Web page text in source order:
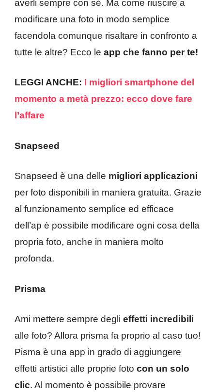
averli sempre con sé. Ma come riuscire a
modificare una foto in modo semplice
facendola comunque risaltare in confronto a
tutte le altre? Ecco le app che fanno per te!
LEGGI ANCHE: I migliori smartphone del
momento a metà prezzo: ecco dove fare
l’affare
Snapseed
Snapseed è una delle migliori applicazioni
per foto disponibili in maniera gratuita. Grazie
al funzionamento semplice ed efficace
dell’ap è possibile modificare ogni cosa della
propria foto, anche in maniera molto
profonda.
Prisma
Ami mettere sempre degli effetti incredibili
alle foto? Allora prisma fa proprio al caso tuo!
Pisma è una app in grado di aggiungere
effetti artistici alle proprie foto con un solo
clic. Al momento è possibile provare